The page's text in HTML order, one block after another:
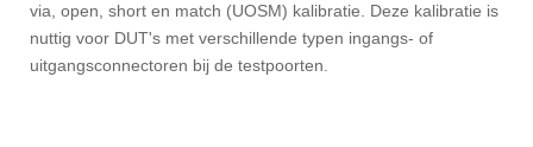
via, open, short en match (UOSM) kalibratie. Deze kalibratie is
nuttig voor DUT's met verschillende typen ingangs- of
uitgangsconnectoren bij de testpoorten.